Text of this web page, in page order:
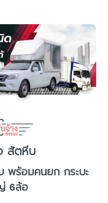
สัตหีบ
พร้อมคนยก กระบะ
6ล้อ